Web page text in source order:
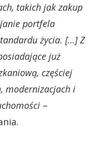
takich jak zakup
portfela
życia. […] Z
już
częściej
modernizacjach i
–